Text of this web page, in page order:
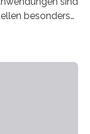
besonders
dar.